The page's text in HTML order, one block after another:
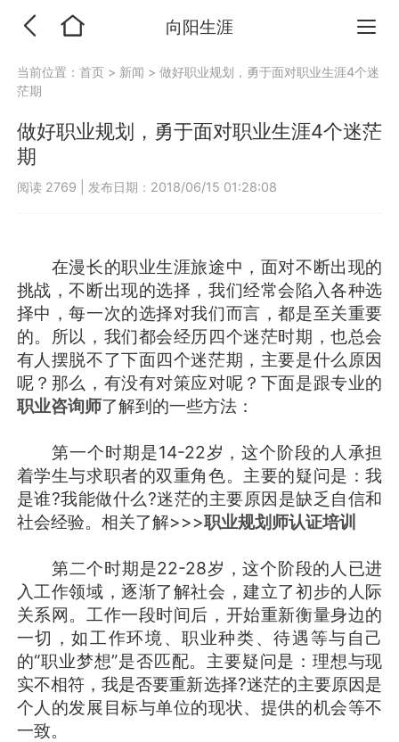
向阳生涯
当前位置：首页 > 新闻 >做好职业规划，勇于面对职业生涯4个迷
茫期
做好职业规划，勇于面对职业生涯4个迷茫
期
阅读 2769 发布日期：2018/06/15 01:28:08
在漫长的职业生涯旅途中，面对不断出现的
挑战，不断出现的选择，我们经常会陷入各种选
择中，每一次的选择对我们而言，都是至关重要
的。所以，我们都会经历四个迷茫时期，也总会
有人摆脱不了下面四个迷茫期，主要是什么原因
呢？那么，有没有对策应对呢？下面是跟专业的
职业咨询师了解到的一些方法：
第一个时期是14-22岁，这个阶段的人承担
着学生与求职者的双重角色。主要的疑问是：我
是谁?我能做什么?迷茫的主要原因是缺乏自信和
社会经验。相关了解>>>职业规划师认证培训
第二个时期是22-28岁，这个阶段的人已进
入工作领域，逐渐了解社会，建立了初步的人际
关系网。工作一段时间后，开始重新衡量身边的
一切，如工作环境、职业种类、待遇等与自己
的“职业梦想”是否匹配。主要疑问是：理想与现
实不相符，我是否要重新选择?迷茫的主要原因是
个人的发展目标与单位的现状、提供的机会等不
一致。